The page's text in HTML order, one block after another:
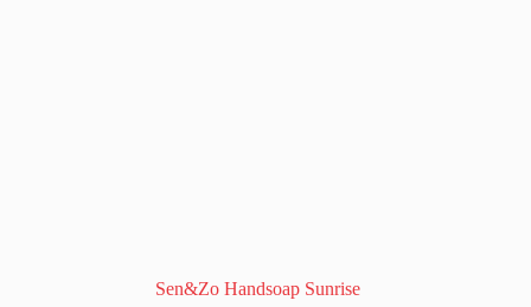
Sen&Zo Handsoap Sunrise